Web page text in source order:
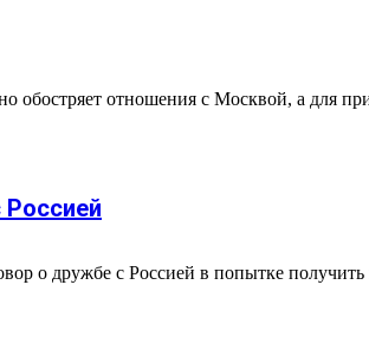
отношения с Москвой, а для
о дружбе с Россией в попытке получить